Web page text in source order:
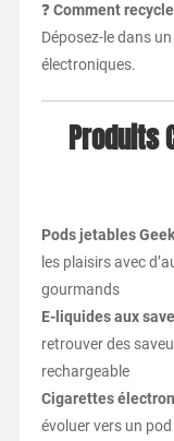
❓Comment
Déposez-le dans
électroniques.
Produits
Pods jetables
les plaisirs avec
gourmands
E-liquides aux
retrouver des
rechargeable
Cigarettes
évoluer vers un